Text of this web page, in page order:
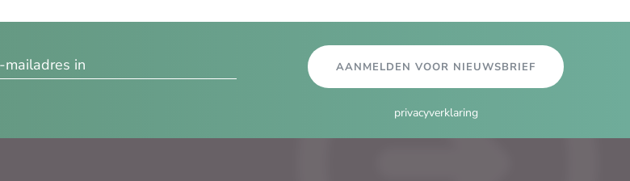
AANMELDEN VOOR NIEUWSBRIEF
privacyverklaring